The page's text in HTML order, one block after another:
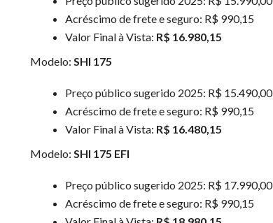
Acréscimo de frete e seguro: R$ 990,15
Valor Final à Vista: R$ 16.980,15
Modelo: SHI 175
Preço público sugerido 2025: R$ 15.490,00
Acréscimo de frete e seguro: R$ 990,15
Valor Final à Vista: R$ 16.480,15
Modelo: SHI 175 EFI
Preço público sugerido 2025: R$ 17.990,00
Acréscimo de frete e seguro: R$ 990,15